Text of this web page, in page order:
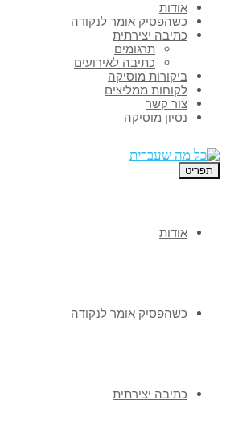
אודות
כשהפסיק אומר לנקודה
כתיבה יצירתית
תרגומים
כתיבה לאירועים
ביקורות מוסיקה
לקוחות ממליצים
צור קשר
נסיון מוסיקה
תפריט
אודות
כשהפסיק אומר לנקודה
כתיבה יצירתית